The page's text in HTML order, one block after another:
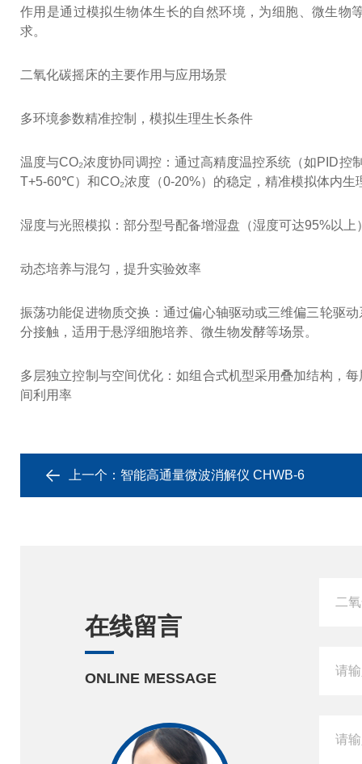
作用是通过模拟生物体生长的自然环境，为细胞、微生物
求。
二氧化碳摇床的主要作用与应用场景
多环境参数精准控制，模拟生理生长条件
温度与CO₂浓度协同调控：通过高精度温控系统（如PID
T+5-60℃）和CO₂浓度（0-20%）的稳定，精准模拟体内生
湿度与光照模拟：部分型号配备增湿盘（湿度可达95%以
动态培养与混匀，提升实验效率
振荡功能促进物质交换：通过偏心轴驱动或三维偏三轮驱
分接触，适用于悬浮细胞培养、微生物发酵等场景。
多层独立控制与空间优化：如组合式机型采用叠加结构，
间利用率
上一个： 智能高通量微波消解仪 CHWB-6
在线留言
ONLINE MESSAGE